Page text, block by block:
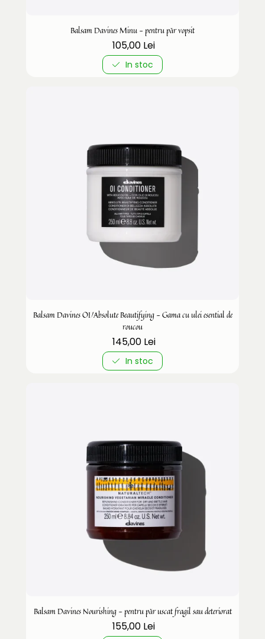
Balsam Davines Minu - pentru păr vopsit
105,00 Lei
In stoc
Balsam Davines OI/Absolute Beautifying - Gama cu ulei esential de
roucou
145,00 Lei
In stoc
Balsam Davines Nourishing - pentru păr uscat fragil sau deteriorat
155,00 Lei